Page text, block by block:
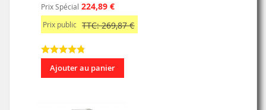
Prix Spécial 224,89 €
Prix public TTC: 269,87 €
Ajouter au panier